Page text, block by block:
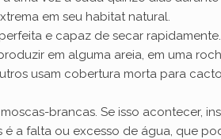
em seu habitat natural.
e capaz de secar
em alguma areia, em uma
usam cobertura morta para
brancas. Se isso acontecer,
a falta ou excesso de água, que